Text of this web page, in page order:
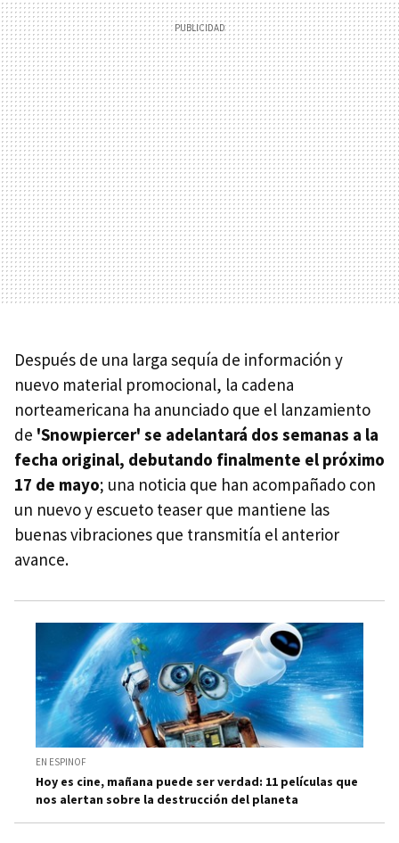
Después de una larga sequía de información y
nuevo material promocional, la cadena
norteamericana ha anunciado que el lanzamiento
de 'Snowpiercer' se adelantará dos semanas a la
fecha original, debutando finalmente el próximo
17 de mayo; una noticia que han acompañado con
un nuevo y escueto teaser que mantiene las
buenas vibraciones que transmitía el anterior
avance.
EN ESPINOF
Hoy es cine, mañana puede ser verdad: 11 películas que
nos alertan sobre la destrucción del planeta